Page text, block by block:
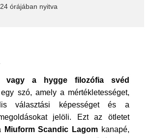
órájában nyitva
vagy a hygge filozófia svéd
szó, amely a mértékletességet,
választási képességet és a
jelöli. Ezt az ötletet
Miuform Scandic Lagom kanapé,